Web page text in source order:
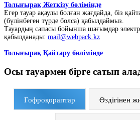
Толығырақ Жеткізу бөлімінде
Егер тауар ақаулы болған жағдайда, біз
(бүлінбеген түрде болса) қабылдаймыз.
Тауардың сапасы бойынша шағымдар
қабылданады: mail@webpack.kz
Толығырақ Қайтару бөлімінде
Осы тауармен бірге сатып
Гофроқораптар Өздігінен